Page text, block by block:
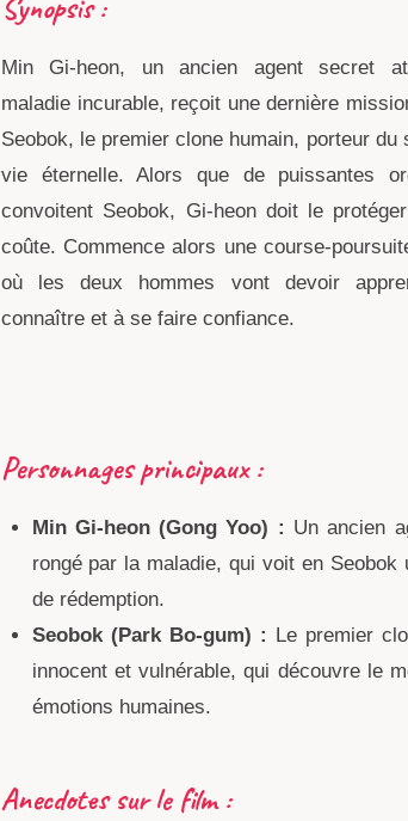
Synopsis :
Min Gi-heon, un ancien agent secret
maladie incurable, reçoit une dernière
Seobok, le premier clone humain, porteur du
vie éternelle. Alors que de puissantes
convoitent Seobok, Gi-heon doit le
coûte. Commence alors une course-
où les deux hommes vont devoir
connaître et à se faire confiance.
Personnages principaux :
Min Gi-heon (Gong Yoo) : Un ancien
rongé par la maladie, qui voit en Seobok
de rédemption.
Seobok (Park Bo-gum) : Le premier
innocent et vulnérable, qui découvre le
émotions humaines.
Anecdotes sur le film :